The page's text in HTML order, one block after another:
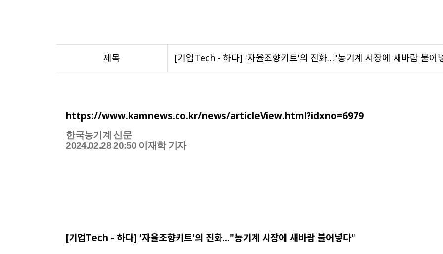
제목 [기업Tech - 하다] '자율조향키트'의 진화…"농기계 시장에 새바람 불어
https://www.kamnews.co.kr/news/articleView.html?idxno=6979
한국농기계 신문
2024.02.28 20:50 이재학 기자
[기업Tech - 하다] '자율조향키트'의 진화…"농기계 시장에 새바람 불어넣다"